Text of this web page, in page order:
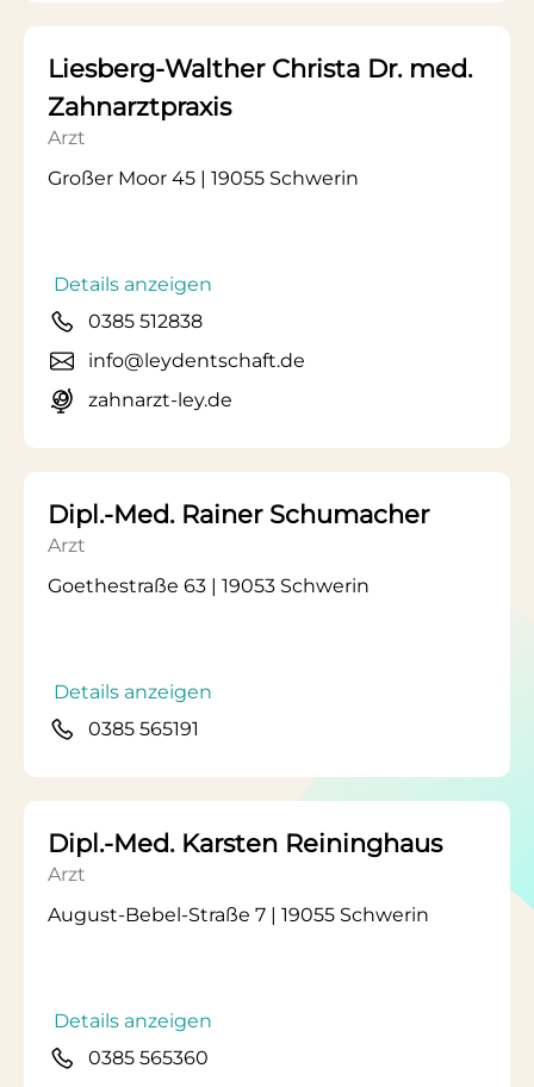
Liesberg-Walther Christa Dr. med.
Zahnarztpraxis
Arzt
Großer Moor 45 | 19055 Schwerin
Details anzeigen
0385 512838
info@leydentschaft.de
zahnarzt-ley.de
Dipl.-Med. Rainer Schumacher
Arzt
Goethestraße 63 | 19053 Schwerin
Details anzeigen
0385 565191
Dipl.-Med. Karsten Reininghaus
Arzt
August-Bebel-Straße 7 | 19055 Schwerin
Details anzeigen
0385 565360